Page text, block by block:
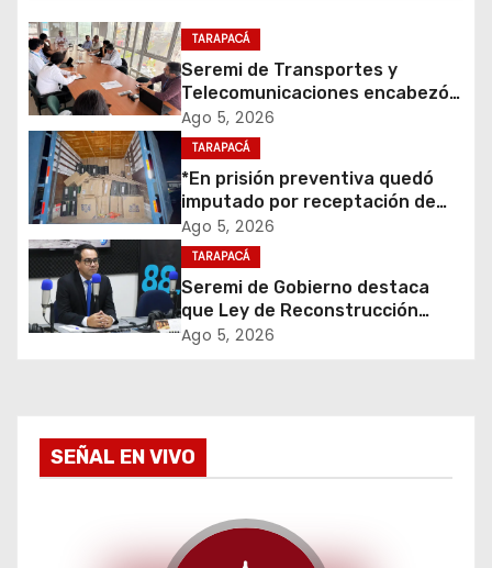
i
ó
n
d
e
e
n
t
a
d
TARAPACÁ
Seremi de Transportes y
Telecomunicaciones encabezó
primera mesa de coordinación
para el retiro de cables en
desuso en Iquique
Ago 5, 2026
TARAPACÁ
*En prisión preventiva quedó
imputado por receptación de
cigarrillos avaluados en $1.600
millones*
Ago 5, 2026
TARAPACÁ
Seremi de Gobierno destaca
que Ley de Reconstrucción
Nacional impulsará la inversión
Ago 5, 2026
SEÑAL EN VIVO